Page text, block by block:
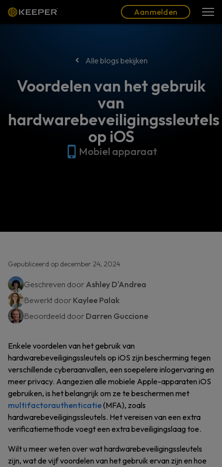
Aanmelden
Alle blogs bekijken
Voordelen van het gebruik
van
hardwarebeveiligingssleutels
op iOS
Mobiel apparaat
Gepubliceerd op december 24, 2024
Geschreven door Ashley D'Andrea
Bewerkt door Kaylee Palak
Beoordeeld door Darren Guccione
Enkele voordelen van het gebruik van
hardwarebeveiligingssleutels op iOS zijn bescherming tegen
verschillende cyberaanvallen, een soepelere inlogervaring en
meer privacy. Aangezien alle mobiele Apple-apparaten iOS
gebruiken, is het belangrijk om ze te beschermen met
multifactorauthenticatie(MFA), zoals
hardwarebeveiligingssleutels. Het vereisen van een extra
verificatiemethode voegt een extra beveiligingslaag toe.
Wilt u meer weten over wat hardwarebeveiligingssleutels
zijn, wat de vijf voordelen van het gebruik ervan zijn en hoe